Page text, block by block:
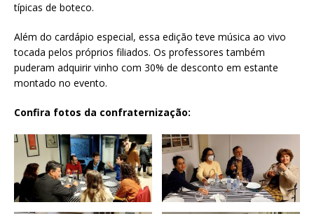
típicas de boteco.
Além do cardápio especial, essa edição teve música ao vivo
tocada pelos próprios filiados. Os professores também
puderam adquirir vinho com 30% de desconto em estante
montado no evento.
Confira fotos da confraternização: